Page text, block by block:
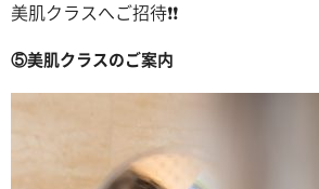
美肌クラスへご招待❗❗
⑤美肌クラスのご案内